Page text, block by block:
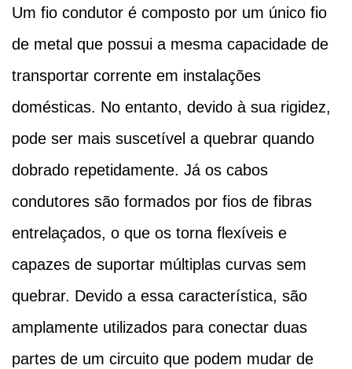
Um fio condutor é composto por um único fio
de metal que possui a mesma capacidade de
transportar corrente em instalações
domésticas. No entanto, devido à sua rigidez,
pode ser mais suscetível a quebrar quando
dobrado repetidamente. Já os cabos
condutores são formados por fios de fibras
entrelaçados, o que os torna flexíveis e
capazes de suportar múltiplas curvas sem
quebrar. Devido a essa característica, são
amplamente utilizados para conectar duas
partes de um circuito que podem mudar de